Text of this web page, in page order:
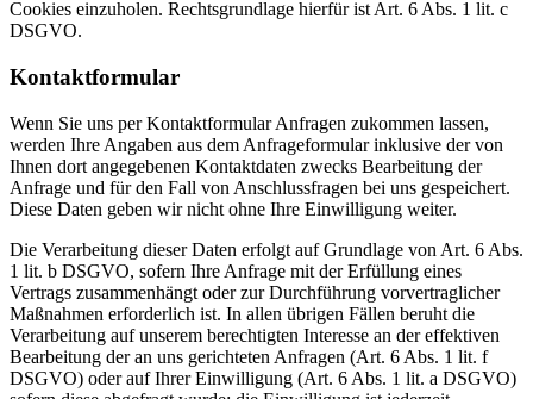
Cookies einzuholen. Rechtsgrundlage hierfür ist Art. 6 Abs. 1 lit. c
DSGVO.
Kontaktformular
Wenn Sie uns per Kontaktformular Anfragen zukommen lassen,
werden Ihre Angaben aus dem Anfrageformular inklusive der von
Ihnen dort angegebenen Kontaktdaten zwecks Bearbeitung der
Anfrage und für den Fall von Anschlussfragen bei uns gespeichert.
Diese Daten geben wir nicht ohne Ihre Einwilligung weiter.
Die Verarbeitung dieser Daten erfolgt auf Grundlage von Art. 6 Abs.
1 lit. b DSGVO, sofern Ihre Anfrage mit der Erfüllung eines
Vertrags zusammenhängt oder zur Durchführung vorvertraglicher
Maßnahmen erforderlich ist. In allen übrigen Fällen beruht die
Verarbeitung auf unserem berechtigten Interesse an der effektiven
Bearbeitung der an uns gerichteten Anfragen (Art. 6 Abs. 1 lit. f
DSGVO) oder auf Ihrer Einwilligung (Art. 6 Abs. 1 lit. a DSGVO)